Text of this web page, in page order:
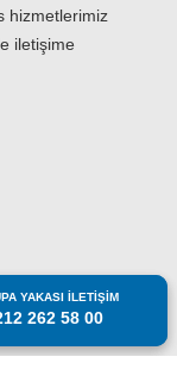
hizmetlerimiz
iletişime
YAKASI İLETİŞİM
262 58 00
YAKASI İLETİŞİM
262 58 00